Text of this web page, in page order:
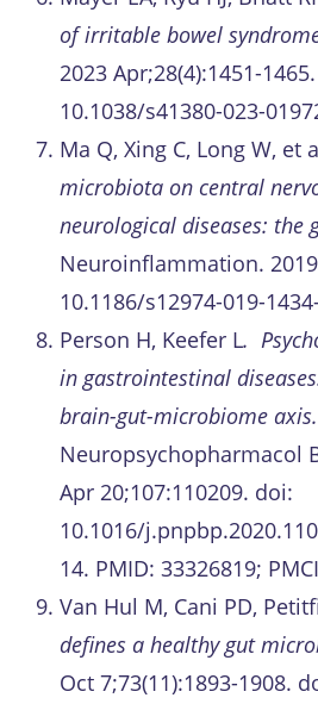
of irritable bowel
2023 Apr;28(4):1451-
10.1038/s41380-023-
Ma Q, Xing C, Long W, et
microbiota on central
neurological diseases: the
Neuroinflammation.
10.1186/s12974-019-
Person H, Keefer L.
in gastrointestinal
brain-gut-microbiome axis.
Neuropsychopharmacol
Apr 20;107:110209. doi:
10.1016/
14. PMID: 33326819;
Van Hul M, Cani PD,
defines a healthy gut
Oct 7;73(11):1893-1908.